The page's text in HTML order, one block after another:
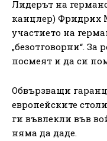
Лидерът на
канцлер) Фридрих
участието на
„безотговорни“.
посмеят и да си
Обвързващи
европейските
ги въвлекли във
няма да даде.